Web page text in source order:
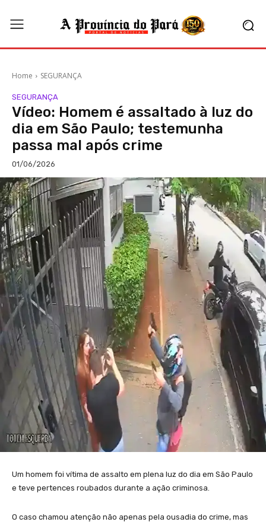
Home SEGURANÇA
SEGURANÇA
Vídeo: Homem é assaltado à luz do
dia em São Paulo; testemunha
passa mal após crime
01/06/2026
Um homem foi vítima de assalto em plena luz do dia em São Paulo
e teve pertences roubados durante a ação criminosa.
O caso chamou atenção não apenas pela ousadia do crime, mas